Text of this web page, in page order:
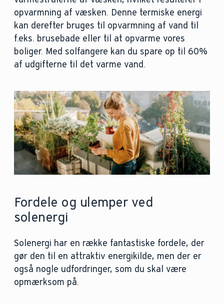
opvarmning af væsken. Denne termiske energi
kan derefter bruges til opvarmning af vand til
f.eks. brusebade eller til at opvarme vores
boliger. Med solfangere kan du spare op til 60%
af udgifterne til det varme vand.
Fordele og ulemper ved
solenergi
Solenergi har en række fantastiske fordele, der
gør den til en attraktiv energikilde, men der er
også nogle udfordringer, som du skal være
opmærksom på.